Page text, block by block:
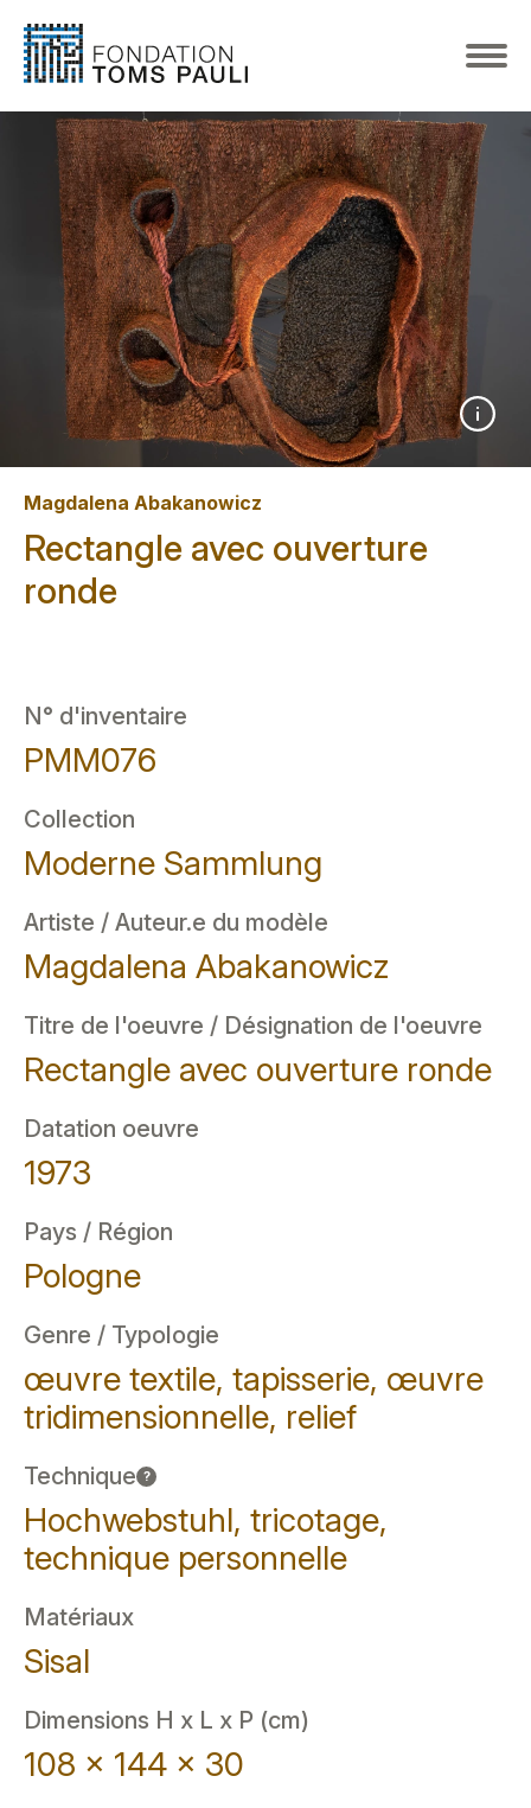
Magdalena Abakanowicz
Rectangle avec ouverture
ronde
N° d'inventaire
PMM076
Collection
Moderne Sammlung
Artiste / Auteur.e du modèle
Magdalena Abakanowicz
Titre de l'oeuvre / Désignation de l'oeuvre
Rectangle avec ouverture ronde
Datation oeuvre
1973
Pays / Région
Pologne
Genre / Typologie
œuvre textile, tapisserie, œuvre
tridimensionnelle, relief
Technique ?
Hochwebstuhl, tricotage,
technique personnelle
Matériaux
Sisal
Dimensions H x L x P (cm)
108 x 144 x 30